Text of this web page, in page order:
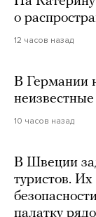
о
12 часов назад
В Германии
10 часов назад
В Швеции
туристов. Их
палатку